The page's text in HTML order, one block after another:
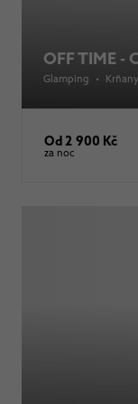
OFF TIME -
Glamping •
Od 2 900 Kč
za noc